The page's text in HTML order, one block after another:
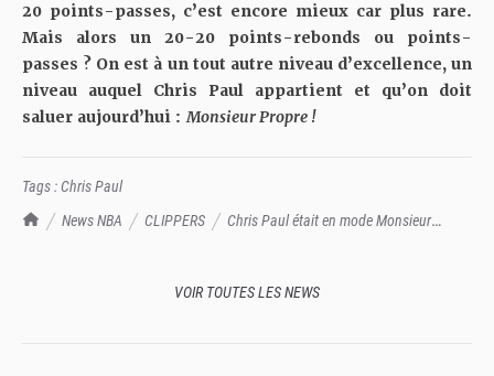
TrashTalk Actu NBA
News NBA CLIPPERS
Chris Paul était en mode Monsieur
20 points-passes, c’est encore mieux car plus rare.
Mais alors un 20-20 points-rebonds ou points-
passes ? On est à un tout autre niveau d’excellence, un
niveau auquel Chris Paul appartient et qu’on doit
saluer aujourd’hui :Monsieur Propre !
Tags :Chris Paul
VOIR TOUTES LES NEWS